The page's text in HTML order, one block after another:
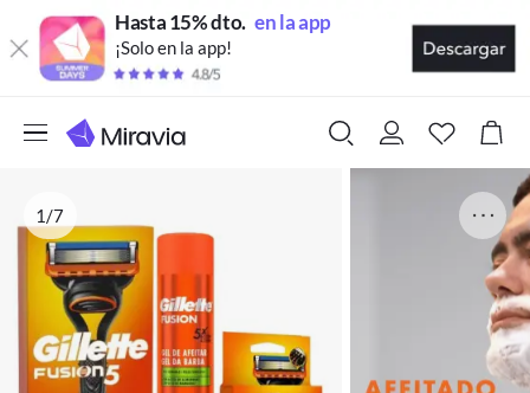
Hasta 15% dto. en la app
¡Solo en la app!
1/7